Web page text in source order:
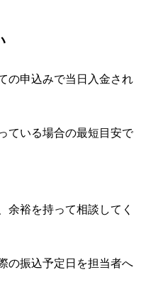
の申込みで当日入金され
ている場合の最短目安で
余裕を持って相談してく
の振込予定日を担当者へ